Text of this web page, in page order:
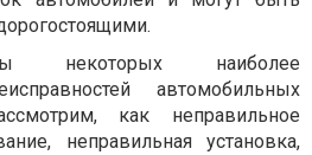
некоторых наиболее
автомобильных
как неправильное
неправильная установка,